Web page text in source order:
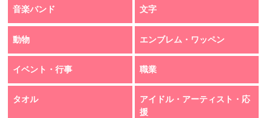
音楽バンド 文字
動物 エンブレム・ワッペン
イベント・行事 職業
タオル
アイドル・アーティスト・応
援